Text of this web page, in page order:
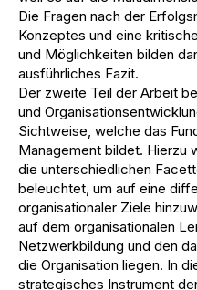
Die Fragen nach der
Konzeptes und eine
und Möglichkeiten bilden
ausführliches Fazit.
Der zweite Teil der Arbeit
und
Sichtweise, welche das
Management bildet. Hierzu
die unterschiedlichen
beleuchtet, um auf eine
organisationaler Ziele
auf dem organisationalen
Netzwerkbildung und den
die Organisation liegen. In
strategisches Instrument